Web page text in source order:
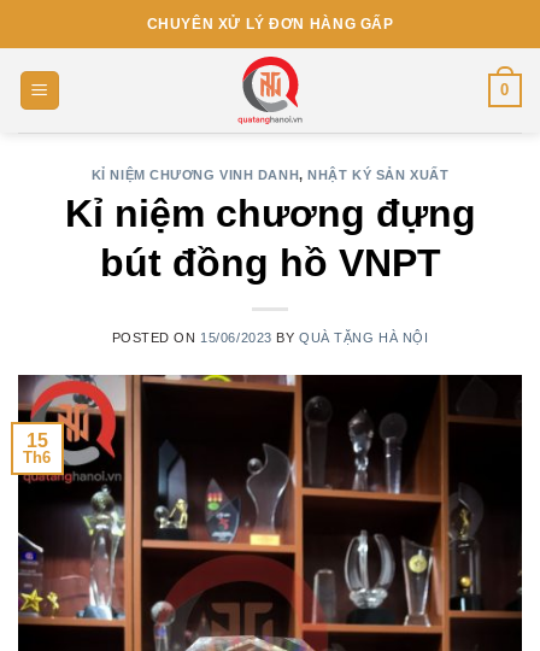
to
content
CHUYÊN XỬ LÝ ĐƠN HÀNG GẤP
0
KỈ NIỆM CHƯƠNG VINH DANH,NHẬT KÝ SẢN XUẤT
Kỉ niệm chương đựng
bút đồng hồ VNPT
POSTED ON 15/06/2023 BYQUÀ TẶNG HÀ NỘI
15
Th6